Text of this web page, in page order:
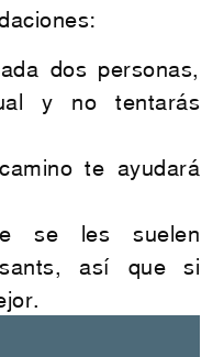
dos personas,
y no tentarás
te ayudará
se les suelen
así que si